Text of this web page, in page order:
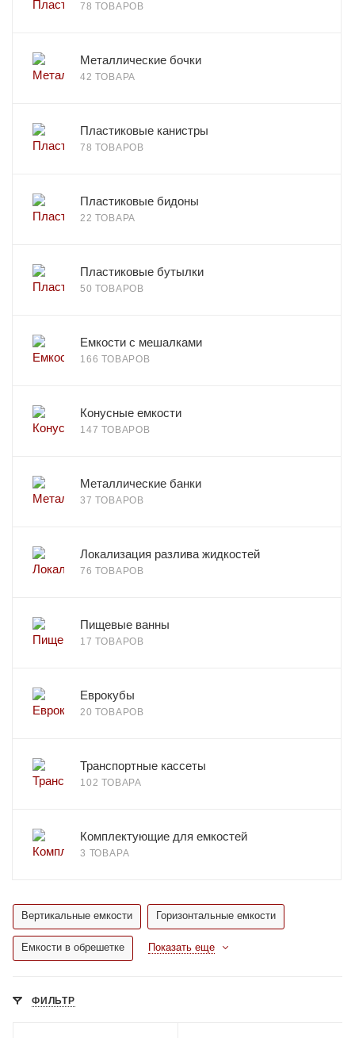
78 ТОВАРОВ
Металлические бочки
42 ТОВАРА
Пластиковые канистры
78 ТОВАРОВ
Пластиковые бидоны
22 ТОВАРА
Пластиковые бутылки
50 ТОВАРОВ
Емкости с мешалками
166 ТОВАРОВ
Конусные емкости
147 ТОВАРОВ
Металлические банки
37 ТОВАРОВ
Локализация разлива жидкостей
76 ТОВАРОВ
Пищевые ванны
17 ТОВАРОВ
Еврокубы
20 ТОВАРОВ
Транспортные кассеты
102 ТОВАРА
Комплектующие для емкостей
3 ТОВАРА
Вертикальные емкости Горизонтальные емкости
Емкости в обрешетке Показать еще
ФИЛЬТР